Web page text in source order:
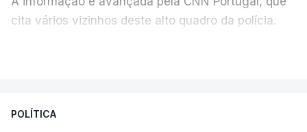
cita vários vizinhos deste alto quadro da polícia.
apreendido numa operação de droga.
POLÍTICA